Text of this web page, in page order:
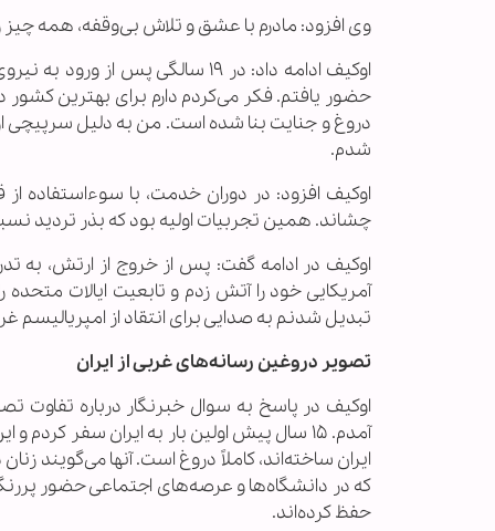
وی افزود: مادرم با عشق و تلاش بی‌وقفه، همه چیز
حضور یافتم. فکر می‌کردم دارم برای بهترین
دروغ و جنایت بنا شده است. من به دلیل سرپیچی از
شدم.
اوکیف افزود: در دوران خدمت، با سوءاستفاده
چشاند. همین تجربیات اولیه بود که بذر تردید
آمریکایی خود را آتش زدم و تابعیت ایالات متحده
تبدیل شدنم به صدایی برای انتقاد از امپریالیسم
تصویر دروغین رسانه‌های غربی از ایران
اوکیف در پاسخ به سوال خبرنگار درباره تفاوت
آمدم. ۱۵ سال پیش اولین بار به ایران سفر
ایران ساخته‌اند، کاملاً دروغ است. آنها می‌گویند
که در دانشگاه‌ها و عرصه‌های اجتماعی حضور پررنگی
حفظ کرده‌اند.